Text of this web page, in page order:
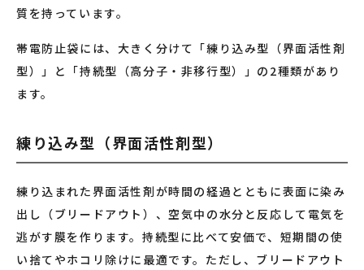
質を持っています。
帯電防止袋には、大きく分けて「練り込み型（界面活性剤
型）」と「持続型（高分子・非移行型）」の2種類があり
ます。
練り込み型（界面活性剤型）
練り込まれた界面活性剤が時間の経過とともに表面に染み
出し（ブリードアウト）、空気中の水分と反応して電気を
逃がす膜を作ります。持続型に比べて安価で、短期間の使
い捨てやホコリ除けに最適です。ただし、ブリードアウト